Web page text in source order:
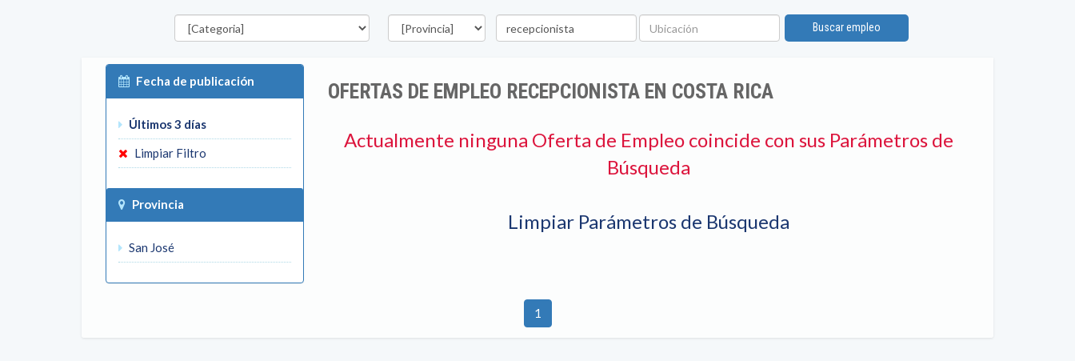
Categorías Provincia
Palabra
clave
Ubicación
Buscar empleo
Fecha de publicación
Últimos 3 días
Limpiar Filtro
Provincia
San José
OFERTAS DE EMPLEO RECEPCIONISTA EN COSTA RICA
Actualmente ninguna Oferta de Empleo coincide con sus Parámetros de
Búsqueda
Limpiar Parámetros de Búsqueda
1